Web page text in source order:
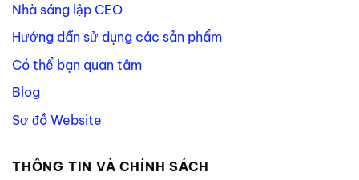
Nhà sáng lập CEO
Hướng dẫn sử dụng các sản phẩm
Có thể bạn quan tâm
Blog
Sơ đồ Website
THÔNG TIN VÀ CHÍNH SÁCH